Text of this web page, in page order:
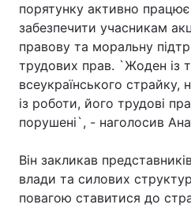
Головна
Україна
Економіка
Спорт
Техно і зв'язок
Зброя
порятунку активно
забезпечити учасникам
правову та моральну
трудових прав. `Жоден із
всеукраїнського страйку,
із роботи, його трудові
порушені`, - наголосив
Він закликав
влади та силових
повагою ставитися до